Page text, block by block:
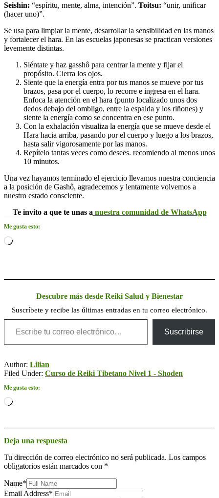
Seishin: “espíritu, mente, alma, intención”. Toitsu: “unir, unificar
(hacer uno)”.
Se usa para limpiar la mente, desarrollar la sensibilidad en las manos
y fortalecer el hara. En las escuelas japonesas se practican versiones
levemente distintas.
Siéntate y haz gasshô para centrar la mente y fijar el
propósito. Cierra los ojos.
Siente que la energía entra por tus manos se mueve por tus
brazos, pasa por el cuerpo, lo recorre e ingresa en el hara.
Enfoca la atención en el hara (punto localizado unos dos
dedos debajo del ombligo, entre la espalda y los riñones) y
siente la energía como se concentra en ese punto.
Con la exhalación visualiza la energía que se mueve desde el
Hara hacia arriba, pasando por el cuerpo y luego a los brazos,
hasta salir vigorosamente por las manos.
Repítelo tantas veces como desees. recomiendo al menos unos
10 minutos.
Una vez hayamos terminado el ejercicio llevamos nuestra conciencia
a la posición de Gashô, agradecemos y lentamente volvemos a
nuestro estado consciente.
Te invito a que te unas a nuestra comunidad de WhatsApp
Me gusta esto:
Cargando...
Descubre más desde Reiki Salud y Bienestar
Suscríbete y recibe las últimas entradas en tu correo electrónico.
Escribe tu correo electrónico…
Suscribirse
Author: Lilian
Filed Under: Curso de Reiki Tibetano Nivel 1 - Shoden
Me gusta esto:
Cargando...
Deja una respuesta
Tu dirección de correo electrónico no será publicada. Los campos
obligatorios están marcados con *
Name*
Email Address*